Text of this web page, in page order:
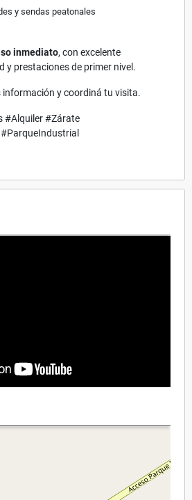
y sendas peatonales
inmediato, con excelente
y prestaciones de primer nivel.
y coordiná tu visita.
#Alquiler #Zárate